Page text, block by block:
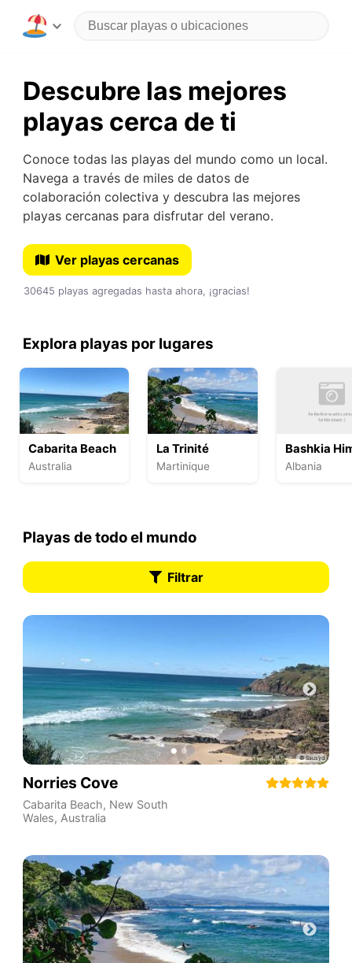
Descubre las mejores
playas cerca de ti
Conoce todas las playas del mundo como un local.
Navega a través de miles de datos de
colaboración colectiva y descubra las mejores
playas cercanas para disfrutar del verano.
Ver playas cercanas
30645 playas agregadas hasta ahora, ¡gracias!
Explora playas por lugares
Cabarita Beach
Australia
La Trinité
Martinique
Bashkia
Albania
Playas de todo el mundo
Filtrar
Norries Cove
Cabarita Beach, New South
Wales, Australia